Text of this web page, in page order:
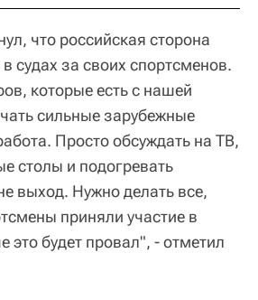
что российская сторона
судах за своих спортсменов.
которые есть с нашей
сильные зарубежные
Просто обсуждать на ТВ,
столы и подогревать
выход. Нужно делать все,
приняли участие в
это будет провал", - отметил